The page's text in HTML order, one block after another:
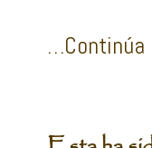
…Continúa